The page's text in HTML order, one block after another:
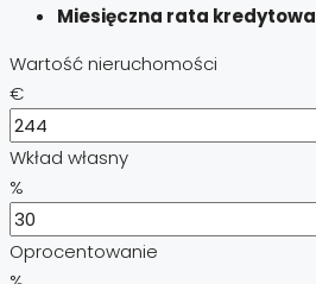
Miesięczna rata kredytowa
Wartość nieruchomości
€
Wkład własny
%
Oprocentowanie